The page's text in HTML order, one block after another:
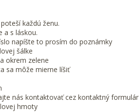
každú ženu.
a s láskou.
napíšte to prosím do poznámky
šálke
okrem zelene
sa môže mierne líšiť
nás kontaktovať cez kontaktný formulár
hmoty